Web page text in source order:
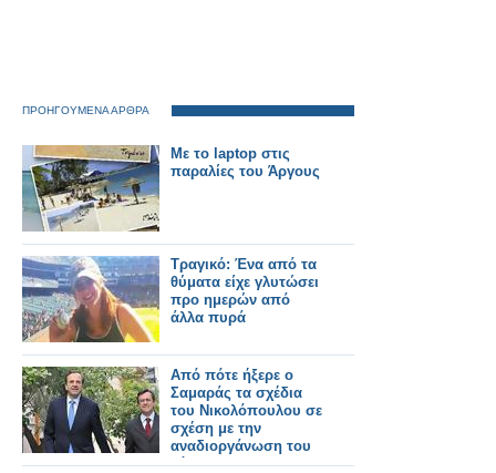
ΠΡΟΗΓΟΥΜΕΝΑ ΑΡΘΡΑ
Με το laptop στις
παραλίες του Άργους
Τραγικό: Ένα από τα
θύματα είχε γλυτώσει
προ ημερών από
άλλα πυρά
Από πότε ήξερε ο
Σαμαράς τα σχέδια
του Νικολόπουλου σε
σχέση με την
αναδιοργάνωση του
κόμματος;